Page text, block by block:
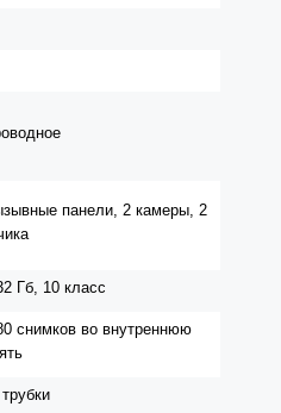
панели, 2 камеры, 2
Гб, 10 класс
снимков во внутреннюю